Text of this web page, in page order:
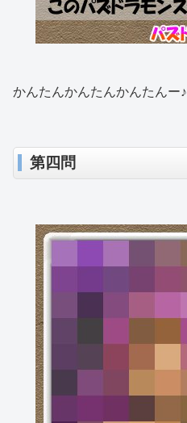
かんたんかんたんかんたんー♪
第四問